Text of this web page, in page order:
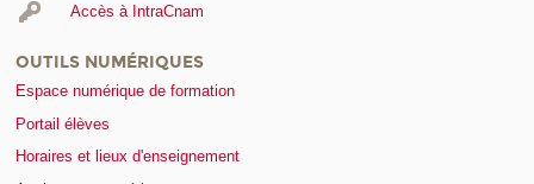
Accès à IntraCnam
OUTILS NUMÉRIQUES
Espace numérique de formation
Portail élèves
Horaires et lieux d'enseignement